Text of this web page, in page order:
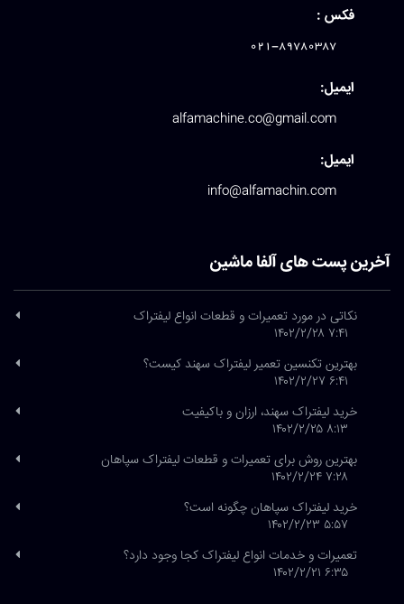
فکس :
021-89780387
ایمیل:
alfamachine.co@gmail.com
ایمیل:
info@alfamachin.com
آخرین پست های آلفا ماشین
نکاتی در مورد تعمیرات و قطعات انواع لیفتراک
۷:۴۱ ۱۴۰۲/۲/۲۸
بهترین تکنسین تعمیر لیفتراک سهند کیست؟
۶:۴۱ ۱۴۰۲/۲/۲۷
خرید لیفتراک سهند، ارزان و باکیفیت
۸:۱۳ ۱۴۰۲/۲/۲۵
بهترین روش برای تعمیرات و قطعات لیفتراک سپاهان
۷:۲۸ ۱۴۰۲/۲/۲۴
خرید لیفتراک سپاهان چگونه است؟
۵:۵۷ ۱۴۰۲/۲/۲۳
تعمیرات و خدمات انواع لیفتراک کجا وجود دارد؟
۶:۳۵ ۱۴۰۲/۲/۲۱